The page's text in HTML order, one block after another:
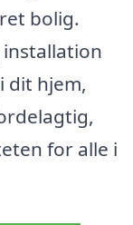
bolig.
dit hjem,
for alle i